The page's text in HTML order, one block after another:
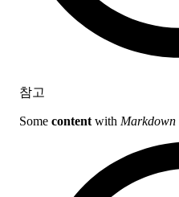
참고
Some content with Markdown